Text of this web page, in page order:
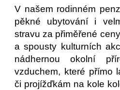
V našem rodinném
pěkné ubytování i
stravu za přiměřené
a spousty kulturních
nádhernou okolní
vzduchem, které přímo
či projížďkám na kole